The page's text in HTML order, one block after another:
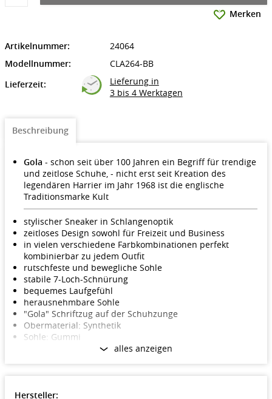
Merken
Artikelnummer:
24064
Modellnummer:
CLA264-BB
Lieferzeit:
Lieferung in
3 bis 4 Werktagen
Beschreibung
Gola - schon seit über 100 Jahren ein Begriff für trendige
und zeitlose Schuhe, - nicht erst seit Kreation des
legendären Harrier im Jahr 1968 ist die englische
Traditionsmarke Kult
stylischer Sneaker in Schlangenoptik
zeitloses Design sowohl für Freizeit und Business
in vielen verschiedene Farbkombinationen perfekt
kombinierbar zu jedem Outfit
rutschfeste und bewegliche Sohle
stabile 7-Loch-Schnürung
bequemes Laufgefühl
herausnehmbare Sohle
"Gola" Schriftzug auf der Schuhzunge
Obermaterial: Synthetik
Sohle: Gummi
alles anzeigen
Hersteller: